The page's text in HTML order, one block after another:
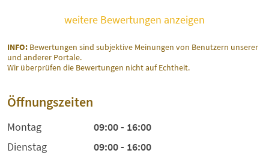
weitere Bewertungen anzeigen
INFO: Bewertungen sind subjektive Meinungen von Benutzern unserer
und anderer Portale.
Wir überprüfen die Bewertungen nicht auf Echtheit.
Öffnungszeiten
Montag
09:00 - 16:00
Dienstag
09:00 - 16:00